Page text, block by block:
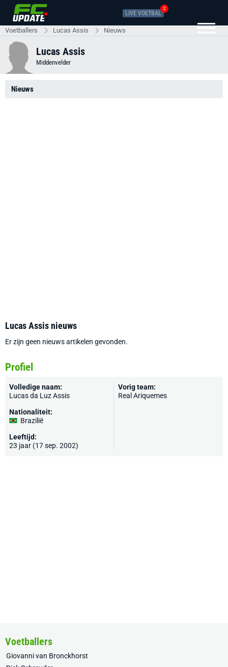
LIVE VOETBAL
2
Voetballers Lucas Assis Nieuws
Lucas Assis
Middenvelder
Nieuws
Lucas Assis nieuws
Er zijn geen nieuws artikelen gevonden.
Profiel
Volledige naam:
Lucas da Luz Assis
Nationaliteit:
Brazilië
Leeftijd:
23 jaar (17 sep. 2002)
Vorig team:
Real Ariquemes
Voetballers
Giovanni van Bronckhorst